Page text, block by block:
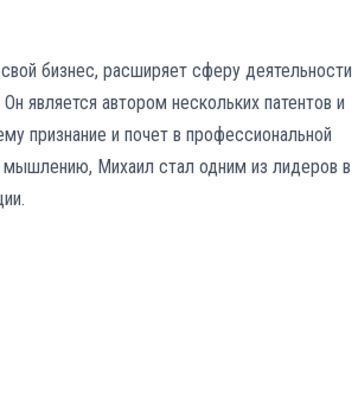
бизнес, расширяет сферу деятельности
является автором нескольких патентов и
признание и почет в профессиональной
мышлению, Михаил стал одним из лидеров в